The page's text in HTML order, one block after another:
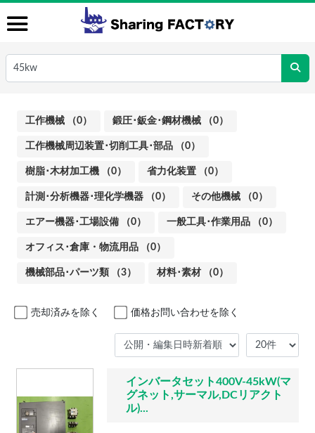
工作機械 （0） 鍛圧･鈑金･鋼材機械 （0）
工作機械周辺装置･切削工具･部品 （0）
樹脂･木材加工機 （0） 省力化装置 （0）
計測･分析機器･理化学機器 （0） その他機械 （0）
エアー機器･工場設備 （0） 一般工具･作業用品 （0）
オフィス･倉庫・物流用品 （0）
機械部品･パーツ類 （3） 材料･素材 （0）
売却済みを除く 価格お問い合わせを除く
インバータセット400V-45kW(マ
グネット,サーマル,DCリアクト
ル)...